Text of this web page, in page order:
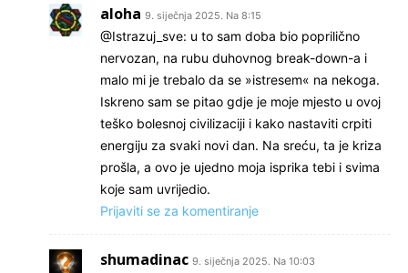
aloha 9. siječnja 2025. Na 8:15
@Istrazuj_sve: u to sam doba bio poprilično
nervozan, na rubu duhovnog break-down-a i
malo mi je trebalo da se »istresem« na nekoga.
Iskreno sam se pitao gdje je moje mjesto u ovoj
teško bolesnoj civilizaciji i kako nastaviti crpiti
energiju za svaki novi dan. Na sreću, ta je kriza
prošla, a ovo je ujedno moja isprika tebi i svima
koje sam uvrijedio.
Prijaviti se za komentiranje
shumadinac 9. siječnja 2025. Na 10:03